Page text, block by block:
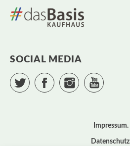
SOCIAL MEDIA
Twitter Facebook Instagram
Impressum
Datenschutz